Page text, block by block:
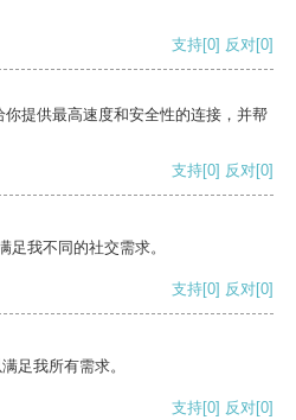
支持[0] 反对[0]
提供最高速度和安全性的连接，并帮
支持[0] 反对[0]
足我不同的社交需求。
支持[0] 反对[0]
足我所有需求。
支持[0] 反对[0]